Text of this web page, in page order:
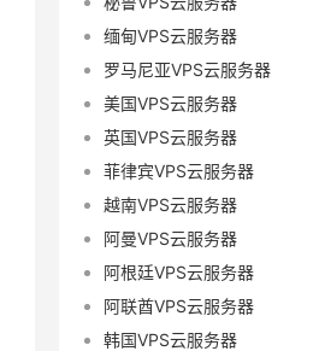
缅甸VPS云服务器
罗马尼亚VPS云服务器
美国VPS云服务器
英国VPS云服务器
菲律宾VPS云服务器
越南VPS云服务器
阿曼VPS云服务器
阿根廷VPS云服务器
阿联酋VPS云服务器
韩国VPS云服务器